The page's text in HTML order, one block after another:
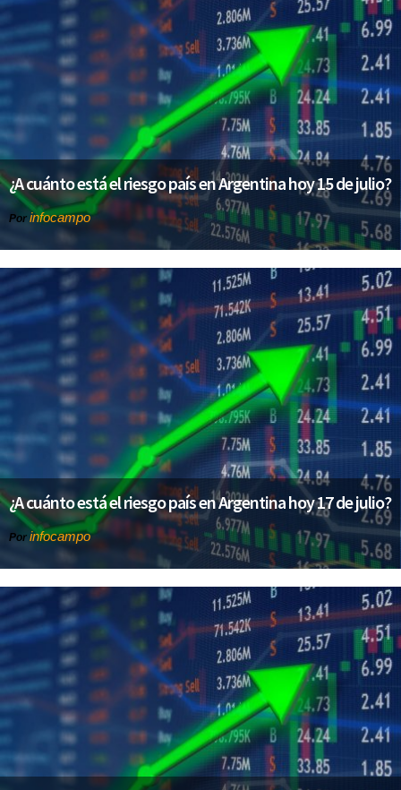
¿A cuánto está el riesgo país en Argentina hoy 15 de julio?
Por infocampo
¿A cuánto está el riesgo país en Argentina hoy 17 de julio?
Por infocampo